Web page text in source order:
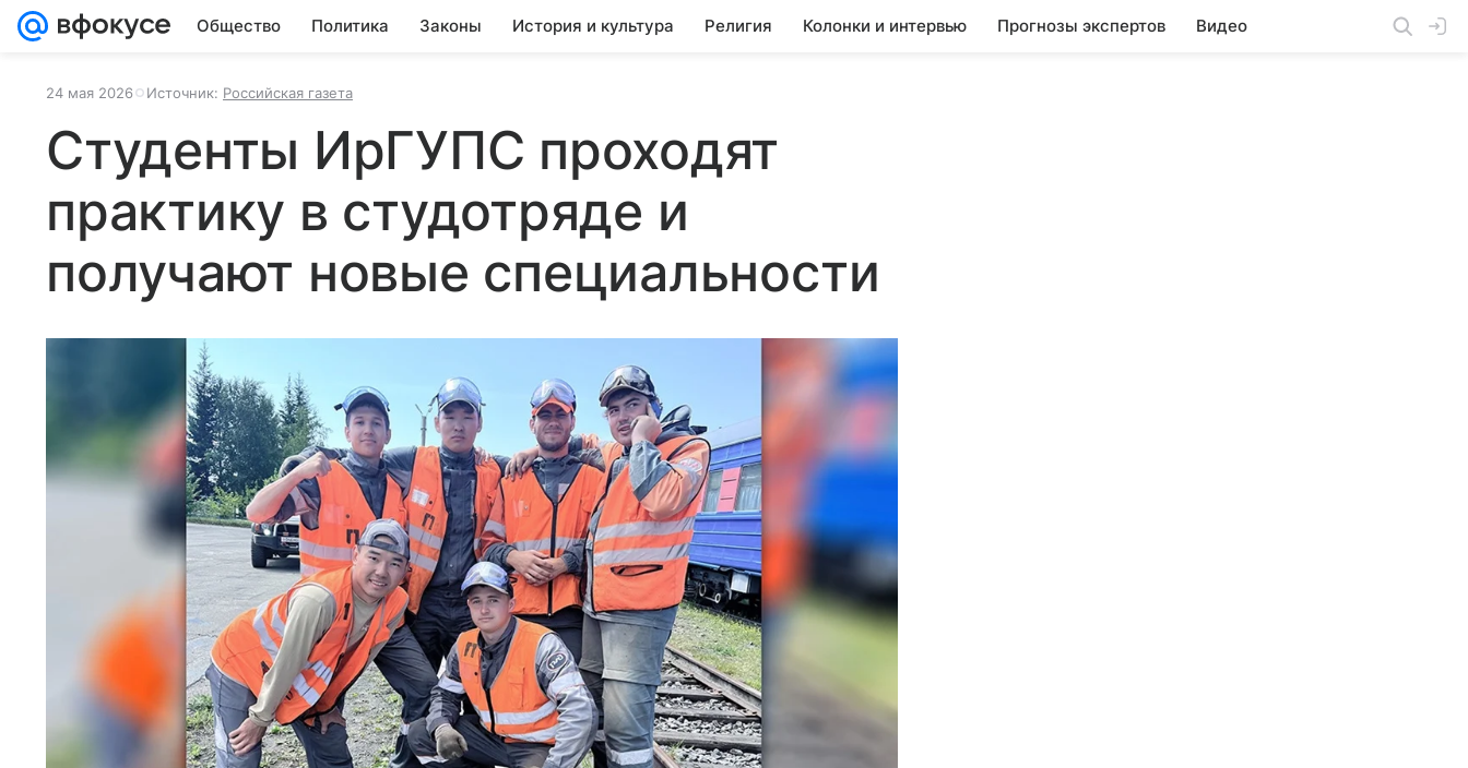
Общество Политика Законы История и культура Религия Колонки и интервью Прогнозы экспертов Видео
24 мая 2026 Источник: Российская газета
Студенты ИрГУПС проходят
практику в студотряде и
получают новые специальности